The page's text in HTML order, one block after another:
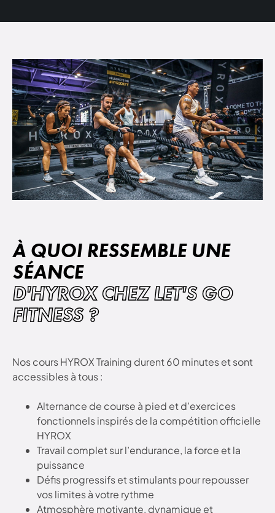
À QUOI RESSEMBLE UNE
SÉANCE
D'HYROX CHEZ LET'S GO
FITNESS ?
Nos cours HYROX Training durent 60 minutes et sont
accessibles à tous :
Alternance de course à pied et d’exercices
fonctionnels inspirés de la compétition officielle
HYROX
Travail complet sur l’endurance, la force et la
puissance
Défis progressifs et stimulants pour repousser
vos limites à votre rythme
Atmosphère motivante, dynamique et